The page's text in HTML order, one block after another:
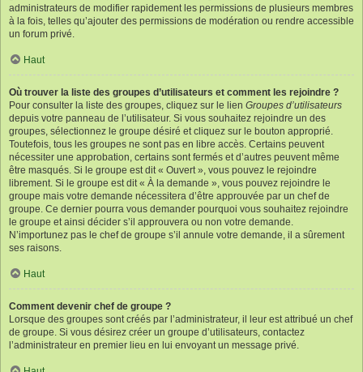
administrateurs de modifier rapidement les permissions de plusieurs membres
à la fois, telles qu’ajouter des permissions de modération ou rendre accessible
un forum privé.
Haut
Où trouver la liste des groupes d’utilisateurs et comment les rejoindre ?
Pour consulter la liste des groupes, cliquez sur le lien Groupes d’utilisateurs
depuis votre panneau de l’utilisateur. Si vous souhaitez rejoindre un des
groupes, sélectionnez le groupe désiré et cliquez sur le bouton approprié.
Toutefois, tous les groupes ne sont pas en libre accès. Certains peuvent
nécessiter une approbation, certains sont fermés et d’autres peuvent même
être masqués. Si le groupe est dit « Ouvert », vous pouvez le rejoindre
librement. Si le groupe est dit « À la demande », vous pouvez rejoindre le
groupe mais votre demande nécessitera d’être approuvée par un chef de
groupe. Ce dernier pourra vous demander pourquoi vous souhaitez rejoindre
le groupe et ainsi décider s’il approuvera ou non votre demande.
N’importunez pas le chef de groupe s’il annule votre demande, il a sûrement
ses raisons.
Haut
Comment devenir chef de groupe ?
Lorsque des groupes sont créés par l’administrateur, il leur est attribué un chef
de groupe. Si vous désirez créer un groupe d’utilisateurs, contactez
l’administrateur en premier lieu en lui envoyant un message privé.